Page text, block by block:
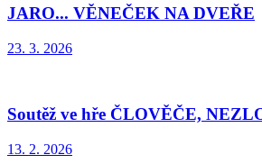
JARO... VĚNEČEK NA DVEŘE
23. 3. 2026
Soutěž ve hře ČLOVĚČE,
13. 2. 2026